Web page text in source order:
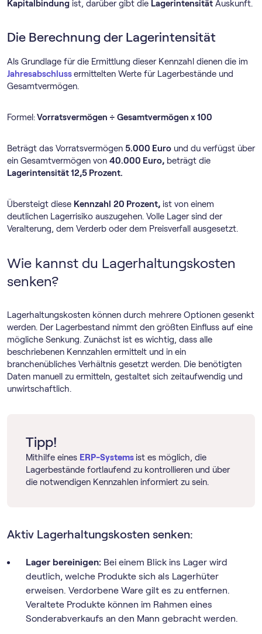
Kapitalbindung ist, darüber gibt die Lagerintensität Auskunft.
Die Berechnung der Lagerintensität
Als Grundlage für die Ermittlung dieser Kennzahl dienen die im
Jahresabschlussermittelten Werte für Lagerbestände und
Gesamtvermögen.
Formel:Vorratsvermögen ÷ Gesamtvermögen x 100
Beträgt das Vorratsvermögen 5.000 Euro und du verfügst über
ein Gesamtvermögen von 40.000 Euro, beträgt die
Lagerintensität 12,5 Prozent.
Übersteigt diese Kennzahl 20 Prozent, ist von einem
deutlichen Lagerrisiko auszugehen. Volle Lager sind der
Veralterung, dem Verderb oder dem Preisverfall ausgesetzt.
Wie kannst du Lagerhaltungskosten
senken?
Lagerhaltungskosten können durch mehrere Optionen gesenkt
werden. Der Lagerbestand nimmt den größten Einfluss auf eine
mögliche Senkung. Zunächst ist es wichtig, dass alle
beschriebenen Kennzahlen ermittelt und in ein
branchenübliches Verhältnis gesetzt werden. Die benötigten
Daten manuell zu ermitteln, gestaltet sich zeitaufwendig und
unwirtschaftlich.
Tipp!
Mithilfe eines ERP-Systems ist es möglich, die
Lagerbestände fortlaufend zu kontrollieren und über
die notwendigen Kennzahlen informiert zu sein.
Aktiv Lagerhaltungskosten senken:
Lager bereinigen: Bei einem Blick ins Lager wird
deutlich, welche Produkte sich als Lagerhüter
erweisen. Verdorbene Ware gilt es zu entfernen.
Veraltete Produkte können im Rahmen eines
Sonderabverkaufs an den Mann gebracht werden.